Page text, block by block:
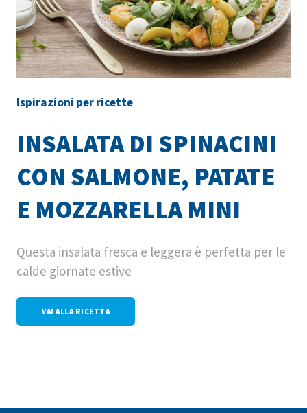
Ispirazioni per ricette
INSALATA DI SPINACINI
CON SALMONE, PATATE
E MOZZARELLA MINI
Questa insalata fresca e leggera è perfetta per le
calde giornate estive
VAI ALLA RICETTA